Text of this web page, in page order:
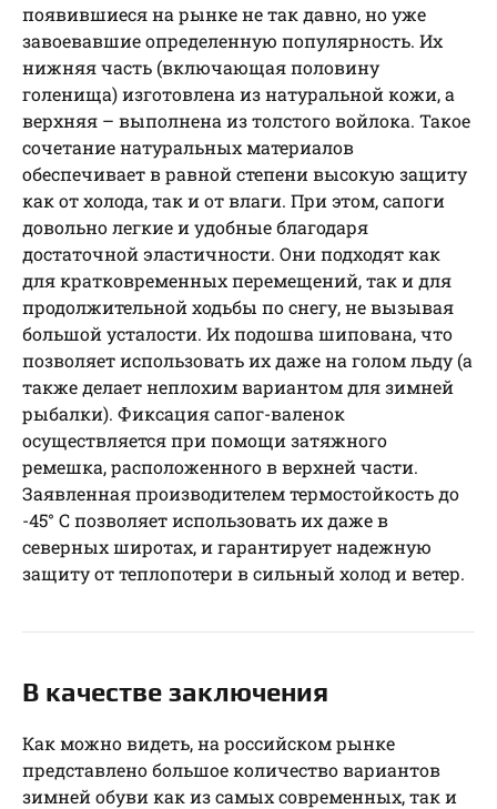
появившиеся на рынке не так давно, но уже
завоевавшие определенную популярность. Их
нижняя часть (включающая половину
голенища) изготовлена из натуральной кожи, а
верхняя – выполнена из толстого войлока. Такое
сочетание натуральных материалов
обеспечивает в равной степени высокую защиту
как от холода, так и от влаги. При этом, сапоги
довольно легкие и удобные благодаря
достаточной эластичности. Они подходят как
для кратковременных перемещений, так и для
продолжительной ходьбы по снегу, не вызывая
большой усталости. Их подошва шипована, что
позволяет использовать их даже на голом льду (а
также делает неплохим вариантом для зимней
рыбалки). Фиксация сапог-валенок
осуществляется при помощи затяжного
ремешка, расположенного в верхней части.
Заявленная производителем термостойкость до
-45° С позволяет использовать их даже в
северных широтах, и гарантирует надежную
защиту от теплопотери в сильный холод и ветер.
В качестве заключения
Как можно видеть, на российском рынке
представлено большое количество вариантов
зимней обуви как из самых современных, так и